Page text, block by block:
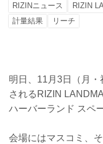
RIZINニュース RIZIN
計量結果
リーチ
明日、11月3日（月
されるRIZIN
ハーバーランド スペ
会場にはマスコミ、